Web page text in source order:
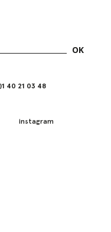
40 21 03 48
instagram